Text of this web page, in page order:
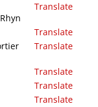
Translate
Translate
Translate
Translate
Translate
Translate